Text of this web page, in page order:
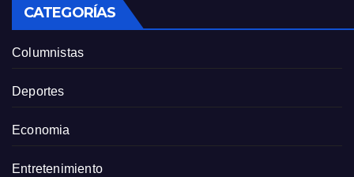
CATEGORÍAS
Columnistas
Deportes
Economia
Entretenimiento